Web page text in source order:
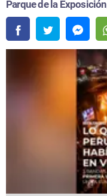
Parque de la Exposición